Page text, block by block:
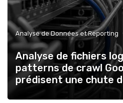
Analyse de Données et Reporting
Analyse de fichiers
patterns de crawl
prédisent une chute